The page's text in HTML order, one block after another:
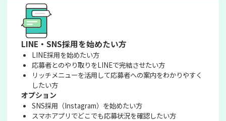
LINE・SNS採用を始めたい方
LINE採用を始めたい方
応募者とのやり取りをLINEで完結させたい方
リッチメニューを活用して応募者への案内をわかりやすく
したい方
オプション
SNS採用（Instagram）を始めたい方
スマホアプリでどこでも応募状況を確認したい方